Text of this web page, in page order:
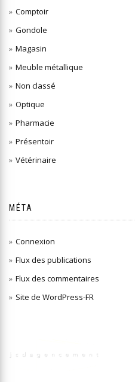
Comptoir
Gondole
Magasin
Meuble métallique
Non classé
Optique
Pharmacie
Présentoir
Vétérinaire
MÉTA
Connexion
Flux des publications
Flux des commentaires
Site de WordPress-FR